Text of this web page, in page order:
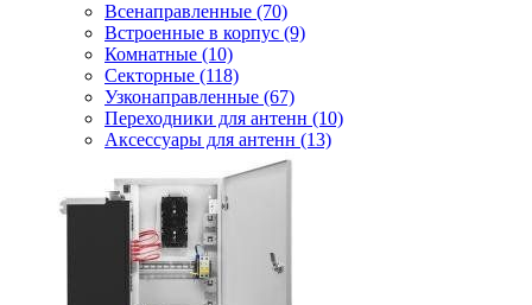
Всенаправленные (70)
Встроенные в корпус (9)
Комнатные (10)
Секторные (118)
Узконаправленные (67)
Переходники для антенн (10)
Аксессуары для антенн (13)